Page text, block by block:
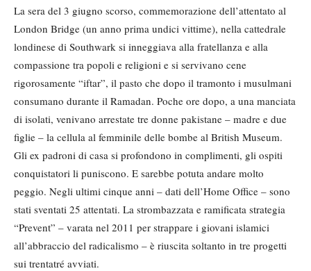
La sera del 3 giugno scorso, commemorazione dell’attentato al
London Bridge (un anno prima undici vittime), nella cattedrale
londinese di Southwark si inneggiava alla fratellanza e alla
compassione tra popoli e religioni e si servivano cene
rigorosamente “iftar”, il pasto che dopo il tramonto i musulmani
consumano durante il Ramadan. Poche ore dopo, a una manciata
di isolati, venivano arrestate tre donne pakistane – madre e due
figlie – la cellula al femminile delle bombe al British Museum.
Gli ex padroni di casa si profondono in complimenti, gli ospiti
conquistatori li puniscono. E sarebbe potuta andare molto
peggio. Negli ultimi cinque anni – dati dell’Home Office – sono
stati sventati 25 attentati. La strombazzata e ramificata strategia
“Prevent” – varata nel 2011 per strappare i giovani islamici
all’abbraccio del radicalismo – è riuscita soltanto in tre progetti
sui trentatré avviati.